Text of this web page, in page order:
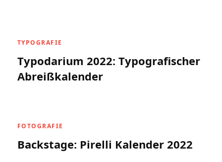
TYPOGRAFIE
Typodarium 2022: Typografischer
Abreißkalender
FOTOGRAFIE
Backstage: Pirelli Kalender 2022